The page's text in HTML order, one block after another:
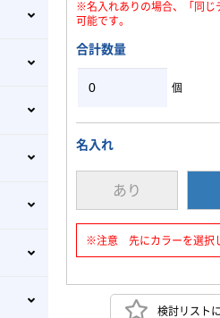
※名入れありの場合、「同じ
可能です。
合計数量
個
名入れ
あり
※注意 先にカラーを選択
検討リスト